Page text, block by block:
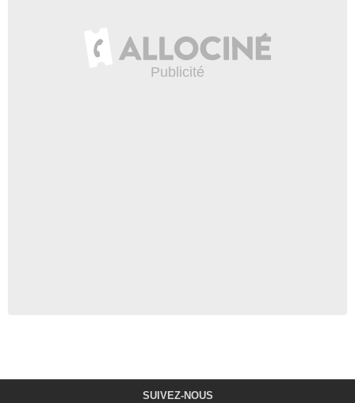
SUIVEZ-NOUS